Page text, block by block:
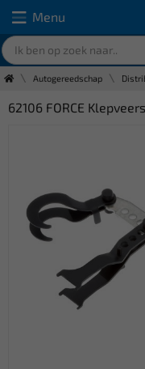
Menu
Autogereedschap
62106 FORCE